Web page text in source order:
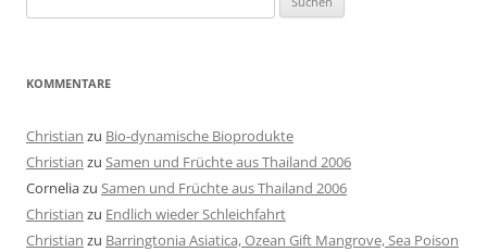
nach:
KOMMENTARE
Christian zu Bio-dynamische Bioprodukte
Christian zu Samen und Früchte aus Thailand 2006
Corneliazu Samen und Früchte aus Thailand 2006
Christian zu Endlich wieder Schleichfahrt
Christian zu Barringtonia Asiatica, Ozean Gift Mangrove, Sea Poison